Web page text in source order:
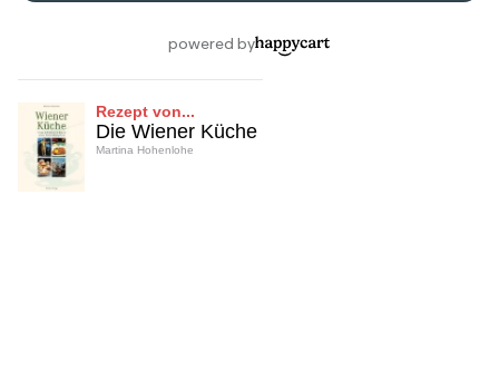
Rezept von...
Die Wiener Küche
Martina Hohenlohe